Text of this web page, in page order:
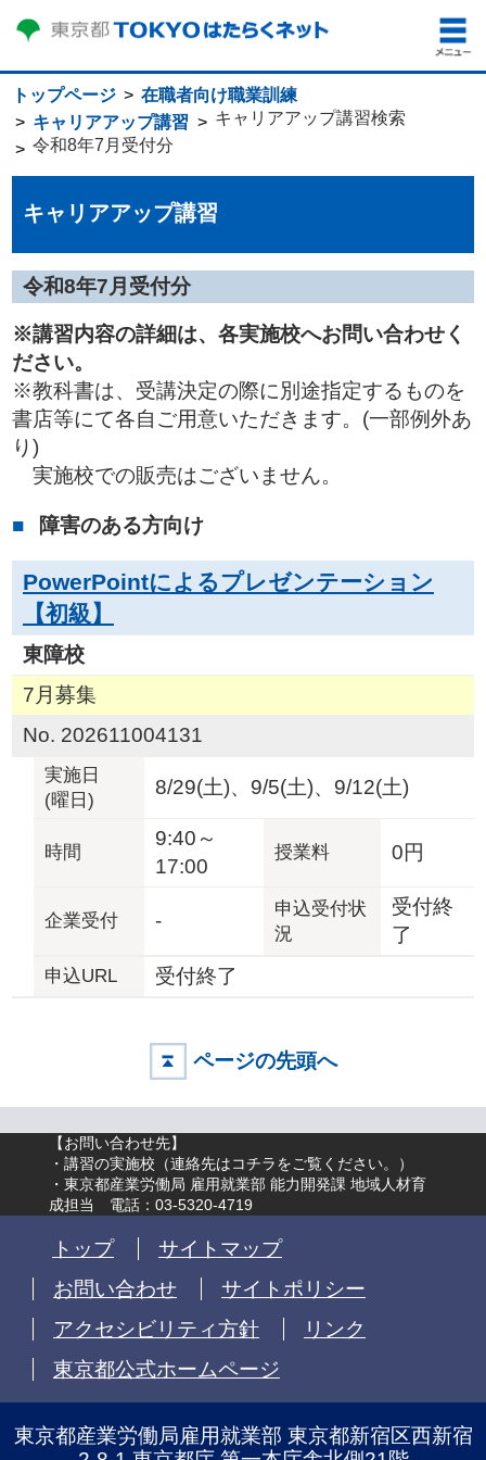
トップページ
在職者向け職業訓練
キャリアアップ講習
キャリアアップ講習検索
令和8年7月受付分
キャリアアップ講習
令和8年7月受付分
※講習内容の詳細は、各実施校へお問い合わせく
ださい。
※教科書は、受講決定の際に別途指定するものを
書店等にて各自ご用意いただきます。(一部例外あ
り)
実施校での販売はございません。
障害のある方向け
PowerPointによるプレゼンテーション
【初級】
東障校
7月募集
No. 202611004131
実施日
(曜日)
8/29(土)、9/5(土)、9/12(土)
時間
9:40～
17:00
授業料 0円
企業受付 -
申込受付状
況
受付終
了
申込URL 受付終了
ページの先頭へ
【お問い合わせ先】
・講習の実施校（連絡先はコチラをご覧ください。
）
・東京都産業労働局 雇用就業部 能力開発課 地域人材育
成担当 電話：03-5320-4719
トップ
サイトマップ
お問い合わせ
サイトポリシー
アクセシビリティ方針
リンク
東京都公式ホームページ
東京都産業労働局雇用就業部 東京都新宿区西新宿